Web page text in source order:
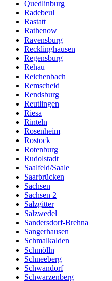
Quedlinburg
Radebeul
Rastatt
Rathenow
Ravensburg
Recklinghausen
Regensburg
Rehau
Reichenbach
Remscheid
Rendsburg
Reutlingen
Riesa
Rinteln
Rosenheim
Rostock
Rotenburg
Rudolstadt
Saalfeld/Saale
Saarbrücken
Sachsen
Sachsen 2
Salzgitter
Salzwedel
Sandersdorf-Brehna
Sangerhausen
Schmalkalden
Schmölln
Schneeberg
Schwandorf
Schwarzenberg